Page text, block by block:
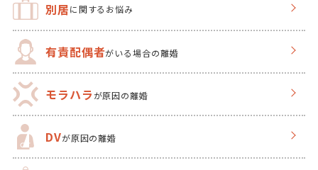
別居に関するお悩み
有責配偶者がいる場合の離婚
モラハラが原因の離婚
DVが原因の離婚